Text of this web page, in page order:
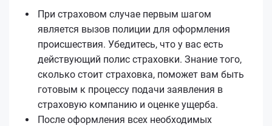
При страховом случае первым шагом
является вызов полиции для оформления
происшествия. Убедитесь, что у вас есть
действующий полис страховки. Знание того,
сколько стоит страховка, поможет вам быть
готовым к процессу подачи заявления в
страховую компанию и оценке ущерба.
После оформления всех необходимых